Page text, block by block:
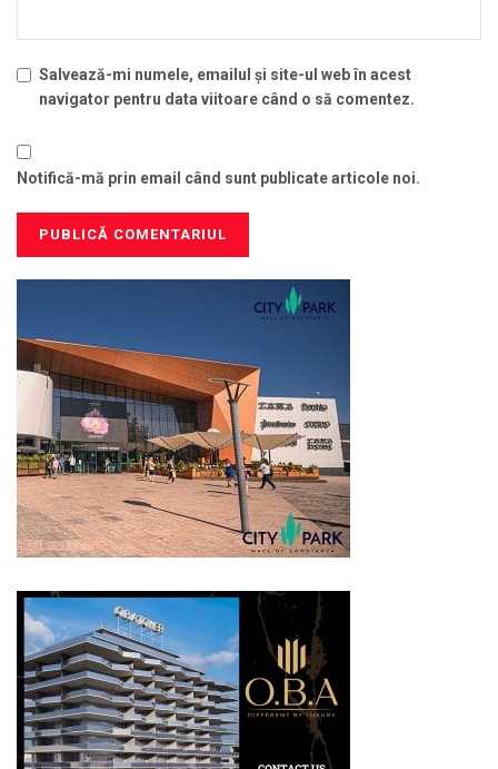
Salvează-mi numele, emailul și site-ul web în acest
navigator pentru data viitoare când o să comentez.
Notifică-mă prin email când sunt publicate articole noi.